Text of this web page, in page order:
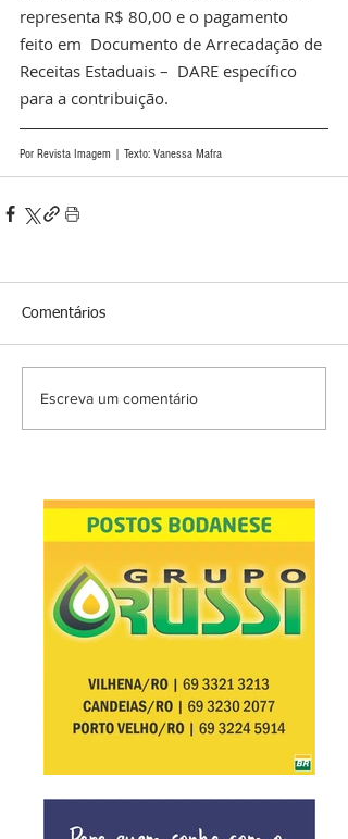
representa R$ 80,00 e o pagamento
feito em  Documento de Arrecadação de
Receitas Estaduais –  DARE específico
para a contribuição.
Por Revista Imagem | Texto: Vanessa Mafra
Comentários
Escreva um comentário